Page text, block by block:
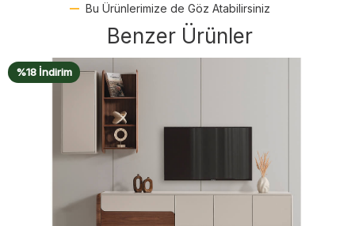
Bu Ürünlerimize de Göz Atabilirsiniz
Benzer Ürünler
%18 İndirim